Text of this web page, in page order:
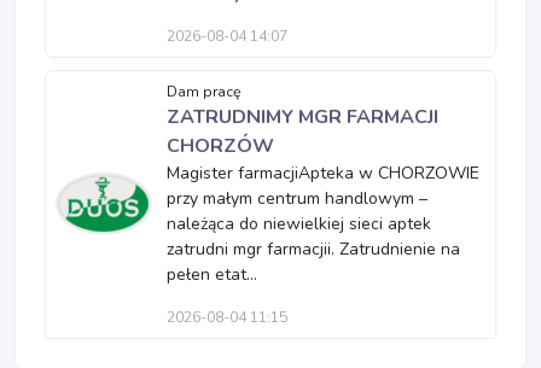
2026-08-04 14:07
Dam pracę
ZATRUDNIMY MGR FARMACJI
CHORZÓW
Magister farmacjiApteka w CHORZOWIE
przy małym centrum handlowym –
należąca do niewielkiej sieci aptek
zatrudni mgr farmacjii. Zatrudnienie na
pełen etat...
2026-08-04 11:15